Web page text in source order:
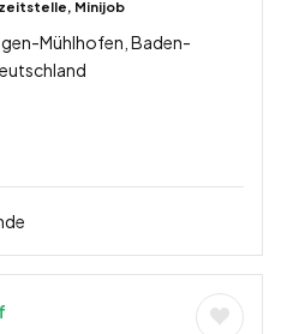
Minijob
Mühlhofen, Baden-